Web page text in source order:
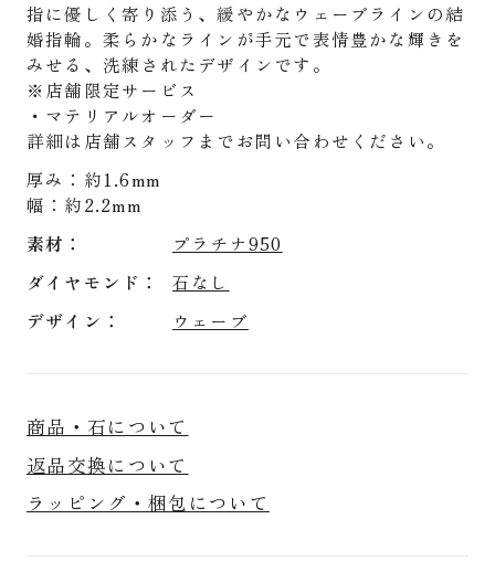
指に優しく寄り添う、緩やかなウェーブラインの結
婚指輪。柔らかなラインが手元で表情豊かな輝きを
みせる、洗練されたデザインです。
※店舗限定サービス
・マテリアルオーダー
詳細は店舗スタッフまでお問い合わせください。
厚み：約1.6mm
幅：約2.2mm
素材
プラチナ950
ダイヤモンド
石なし
デザイン
ウェーブ
商品・石について
返品交換について
ラッピング・梱包について